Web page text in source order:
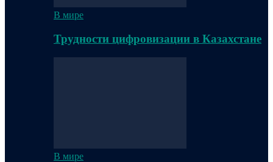
В мире
Трудности цифровизации в Казахстане
В мире